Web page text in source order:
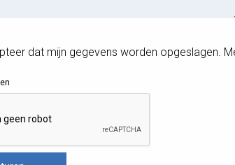
dat mijn gegevens worden opgeslagen.